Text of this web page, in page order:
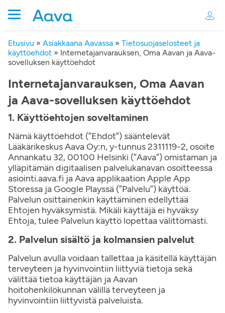
Etusivu » Asiakkaana Aavassa » Tietosuojaselosteet ja
käyttöehdot » Internetajanvarauksen, Oma Aavan ja Aava-
sovelluksen käyttöehdot
Internetajanvarauksen, Oma Aavan
ja Aava-sovelluksen käyttöehdot
1. Käyttöehtojen soveltaminen
Nämä käyttöehdot (”Ehdot”) sääntelevät
Lääkärikeskus Aava Oy:n, y-tunnus 2311119-2, osoite
Annankatu 32, 00100 Helsinki (”Aava”) omistaman ja
ylläpitämän digitaalisen palvelukanavan osoitteessa
asiointi.aava.fi ja Aava applikaation Apple App
Storessa ja Google Playssä (”Palvelu”) käyttöä.
Palvelun osittainenkin käyttäminen edellyttää
Ehtojen hyväksymistä. Mikäli käyttäjä ei hyväksy
Ehtoja, tulee Palvelun käyttö lopettaa välittömästi.
2. Palvelun sisältö ja kolmansien palvelut
Palvelun avulla voidaan tallettaa ja käsitellä käyttäjän
terveyteen ja hyvinvointiin liittyviä tietoja sekä
välittää tietoa käyttäjän ja Aavan
hoitohenkilökunnan välillä terveyteen ja
hyvinvointiin liittyvistä palveluista.